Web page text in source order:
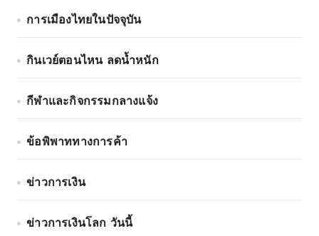
การเมืองไทยในปัจจุบัน
กินเวย์ตอนไหน ลดน้ำหนัก
กีฬาและกิจกรรมกลางแจ้ง
ข้อพิพาททางการค้า
ข่าวการเงิน
ข่าวการเงินโลก วันนี้